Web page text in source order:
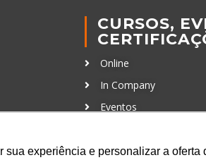
experiência e personalizar a
CURSOS,
Online
In Company
Eventos